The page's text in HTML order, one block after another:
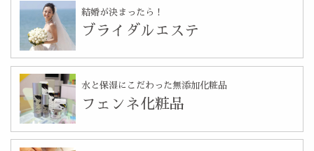
結婚が決まったら！
ブライダルエステ
水と保湿にこだわった無添加化粧品
フェンネ化粧品